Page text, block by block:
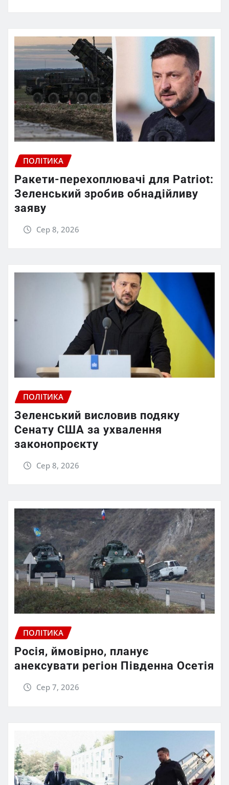
ПОЛІТИКА
Ракети-перехоплювачі для Patriot:
Зеленський зробив обнадійливу
заяву
Сер 8, 2026
ПОЛІТИКА
Зеленський висловив подяку
Сенату США за ухвалення
законопроєкту
Сер 8, 2026
ПОЛІТИКА
Росія, ймовірно, планує
анексувати регіон Південна Осетія
Сер 7, 2026